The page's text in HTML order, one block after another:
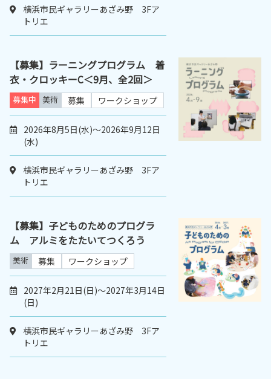
横浜市民ギャラリーあざみ野 3Fア
トリエ
【募集】ラーニングプログラム 着
衣・クロッキーC＜9月、全2回＞
募集中 美術 募集 ワークショップ
2026年8月5日(水)～2026年9月12日
(水)
横浜市民ギャラリーあざみ野 3Fア
トリエ
【募集】子どものためのプログラ
ム アルミをたたいてつくろう
美術 募集 ワークショップ
2027年2月21日(日)～2027年3月14日
(日)
横浜市民ギャラリーあざみ野 3Fア
トリエ